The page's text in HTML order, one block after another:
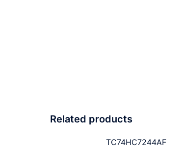
Related products
TC74HC7244AF